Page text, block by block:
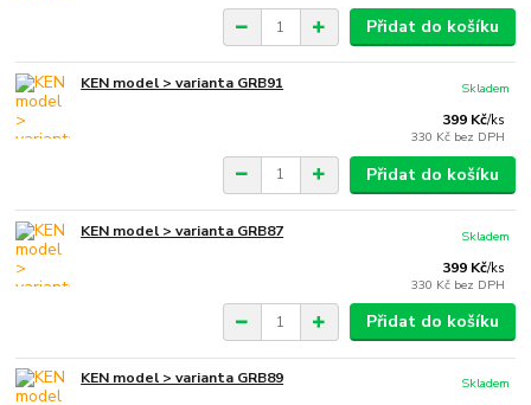
Přidat do košíku
KEN model > varianta GRB91
399 Kč/ks
330 Kč bez DPH
Skladem
Přidat do košíku
KEN model > varianta GRB87
399 Kč/ks
330 Kč bez DPH
Skladem
Přidat do košíku
KEN model > varianta GRB89 Skladem